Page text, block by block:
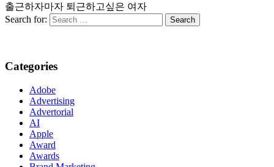
출근하자마자 퇴근하고싶은 여자
Search for:
Categories
Adobe
Advertising
Advertorial
AI
Apple
Award
Awards